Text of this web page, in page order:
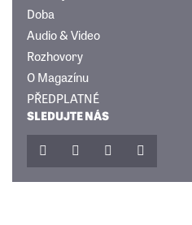
Doba
Audio & Video
Rozhovory
O Magazínu
PŘEDPLATNÉ
SLEDUJTE NÁS